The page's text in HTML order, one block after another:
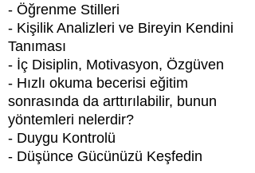
- Öğrenme Stilleri
- Kişilik Analizleri ve Bireyin Kendini
Tanıması
- İç Disiplin, Motivasyon, Özgüven
- Hızlı okuma becerisi eğitim
sonrasında da arttırılabilir, bunun
yöntemleri nelerdir?
- Duygu Kontrolü
- Düşünce Gücünüzü Keşfedin